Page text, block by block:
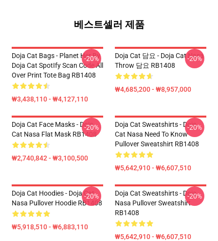
베스트셀러 제품
Doja Cat Bags - Planet Her By
Doja Cat SpotIfy Scan Code All
Over Print Tote Bag RB1408
₩3,438,110 - ₩4,127,110
-20%
Doja Cat 담요 - Doja Cat Nasa
Throw 담요 RB1408
₩4,685,200 - ₩8,957,000
-20%
Doja Cat Face Masks - Doja
Cat Nasa Flat Mask RB1408
₩2,740,842 - ₩3,100,500
-20%
Doja Cat Sweatshirts - Doja
Cat Nasa Need To Know
Pullover Sweatshirt RB1408
₩5,642,910 - ₩6,607,510
-20%
Doja Cat Hoodies - Doja Cat
Nasa Pullover Hoodie RB1408
₩5,918,510 - ₩6,883,110
-20%
Doja Cat Sweatshirts - Doja
Nasa Pullover Sweatshirt
RB1408
₩5,642,910 - ₩6,607,510
-20%